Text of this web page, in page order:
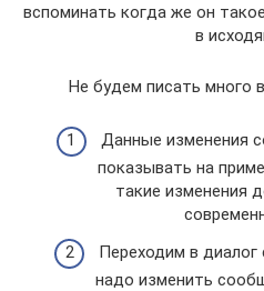
вспоминать когда же он
в
Не будем писать много
Данные изменения
показывать на
такие изменения
Переходим в диалог
надо изменить